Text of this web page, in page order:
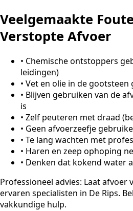
Veelgemaakte
Verstopte Afvoer
• Chemische ontstoppers
leidingen)
• Vet en olie in de gootsteen
• Blijven gebruiken van de
is
• Zelf peuteren met draad
• Geen afvoerzeefje
• Te lang wachten met
• Haren en zeep ophoping
• Denken dat kokend water
Professioneel advies: Laat afvoer
ervaren specialisten in De Rips. Bel
vakkundige hulp.